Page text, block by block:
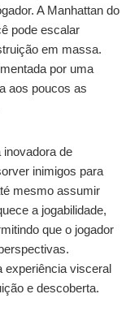
A Manhattan do
pode escalar
em massa.
por uma
aos poucos as
de
inimigos para
mesmo assumir
a jogabilidade,
que o jogador
experiência visceral
e descoberta.